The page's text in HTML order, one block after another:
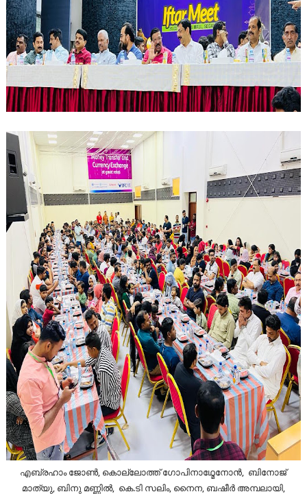
എബ്രഹാം ജോൺ, കൊല്ലോത്ത് ഗോപിനാഥ്മേനോൻ, ബിനോജ്
മാത്യു, ബിനു മണ്ണിൽ, കെ.ടി സലിം, നൈന, ബഷീർ അമ്പലായി,